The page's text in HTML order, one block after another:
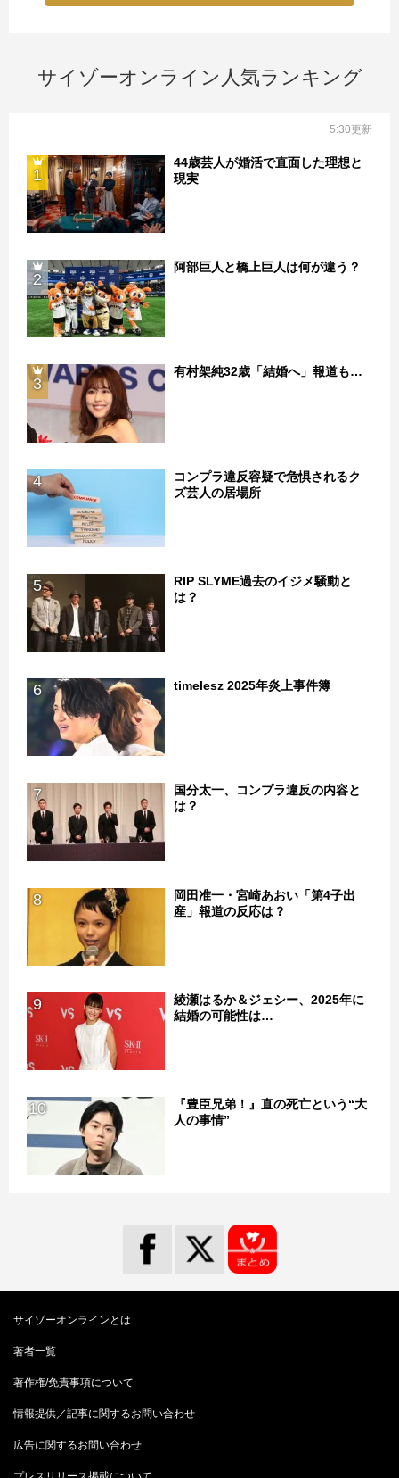
サイゾーオンライン人気ランキング
5:30更新
1
44歳芸人が婚活で直面した理想と
現実
2
阿部巨人と橋上巨人は何が違う？
3
有村架純32歳「結婚へ」報道も…
4
コンプラ違反容疑で危惧されるク
ズ芸人の居場所
5
RIP SLYME過去のイジメ騒動と
は？
6 timelesz 2025年炎上事件簿
7
国分太一、コンプラ違反の内容と
は？
8
岡田准一・宮崎あおい「第4子出
産」報道の反応は？
9
綾瀬はるか＆ジェシー、2025年に
結婚の可能性は…
10
『豊臣兄弟！』直の死亡という“大
人の事情”
サイゾーオンラインとは
著者一覧
著作権/免責事項について
情報提供／記事に関するお問い合わせ
広告に関するお問い合わせ